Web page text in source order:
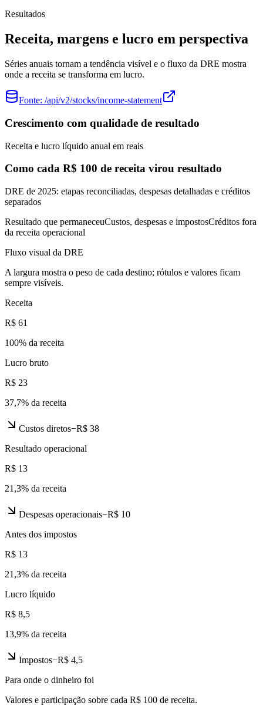
Resultados
Receita, margens e lucro em perspectiva
Séries anuais tornam a tendência visível e o fluxo da DRE mostra
onde a receita se transforma em lucro.
Fonte: /api/v2/stocks/income-statement
Crescimento com qualidade de resultado
Receita e lucro líquido anual em reais
Como cada R$ 100 de receita virou resultado
DRE de 2025: etapas reconciliadas, despesas detalhadas e créditos
separados
Resultado que permaneceuCustos, despesas e impostosCréditos fora
da receita operacional
Fluxo visual da DRE
A largura mostra o peso de cada destino; rótulos e valores ficam
sempre visíveis.
Receita
R$ 61
100% da receita
Lucro bruto
R$ 23
37,7% da receita
Custos diretos−R$ 38
Resultado operacional
R$ 13
21,3% da receita
Despesas operacionais−R$ 10
Antes dos impostos
R$ 13
21,3% da receita
Lucro líquido
R$ 8,5
13,9% da receita
Impostos−R$ 4,5
Para onde o dinheiro foi
Valores e participação sobre cada R$ 100 de receita.